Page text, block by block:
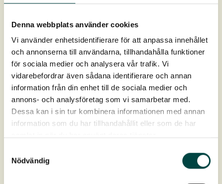
Denna webbplats använder cookies
Vi använder enhetsidentifierare för att anpassa innehållet
och annonserna till användarna, tillhandahålla funktioner
för sociala medier och analysera vår trafik. Vi
vidarebefordrar även sådana identifierare och annan
information från din enhet till de sociala medier och
annons- och analysföretag som vi samarbetar med.
Dessa kan i sin tur kombinera informationen med annan
information som du har tillhandahållit eller som de har
Nödvändig
Pluggene er 9 cm dype og 4 cm i diameter, ca 93 cm³ i
Levering: April-oktober